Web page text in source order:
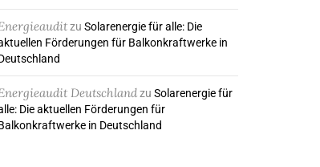
zu Solarenergie für alle: Die
Förderungen für Balkonkraftwerke in
Deutschlandzu Solarenergie für
Die aktuellen Förderungen für
in Deutschland